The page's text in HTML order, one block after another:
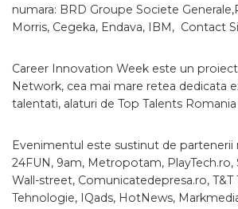
numara: BRD Groupe Societe
Morris, Cegeka, Endava, IBM, Contact
Career Innovation Week este un
Network, cea mai mare retea dedicata
talentati, alaturi de Top Talents
Evenimentul este sustinut de partenerii
24FUN, 9am, Metropotam, PlayTech.ro,
Wall-street, Comunicatedepresa.ro, T&T
Tehnologie, IQads, HotNews,